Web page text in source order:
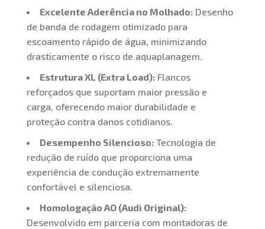
Excelente Aderência no Molhado: Desenho
de banda de rodagem otimizado para
escoamento rápido de água, minimizando
drasticamente o risco de aquaplanagem.
Estrutura XL (Extra Load): Flancos
reforçados que suportam maior pressão e
carga, oferecendo maior durabilidade e
proteção contra danos cotidianos.
Desempenho Silencioso: Tecnologia de
redução de ruído que proporciona uma
experiência de condução extremamente
confortável e silenciosa.
Homologação AO (Audi Original):
Desenvolvido em parceria com montadoras de